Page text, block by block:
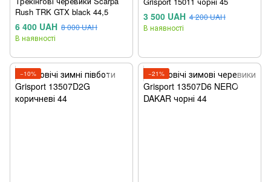
Rush TRK GTX black 44,5
6 400 UAH 8 000 UAH
В наявності
3 500 UAH 4 200 UAH
В наявності
−10% −21%